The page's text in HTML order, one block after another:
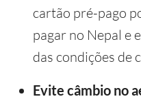
cartão pré-pago
pagar no Nepal e
das condições de
Evite câmbio no